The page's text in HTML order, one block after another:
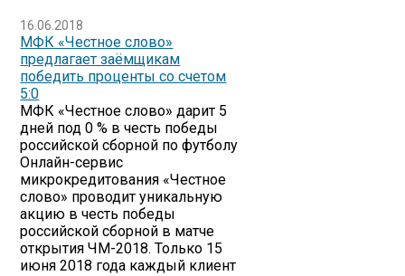
16.06.2018
МФК «Честное слово»
предлагает заёмщикам
победить проценты со счетом
5:0
МФК «Честное слово» дарит 5
дней под 0 % в честь победы
российской сборной по футболу
Онлайн-сервис
микрокредитования «Честное
слово» проводит уникальную
акцию в честь победы
российской сборной в матче
открытия ЧМ-2018. Только 15
июня 2018 года каждый клиент